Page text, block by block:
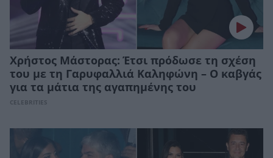
Xρήστος Μάστορας: Έτσι πρόδωσε τη σχέση
του με τη Γαρυφαλλιά Καληφώνη – Ο καβγάς
για τα μάτια της αγαπημένης του
CELEBRITIES